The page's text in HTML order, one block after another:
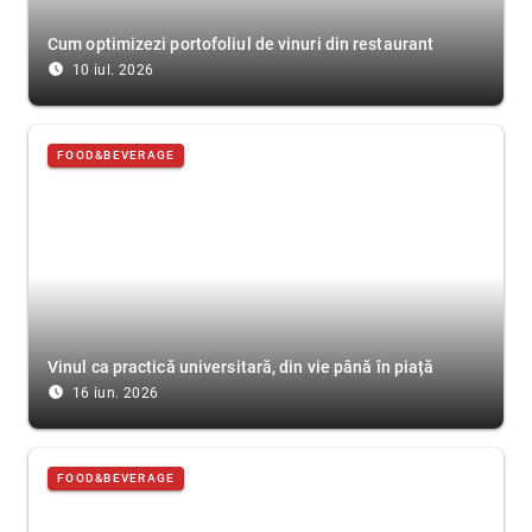
Cum optimizezi portofoliul de vinuri din restaurant
access_time_filled 10 iul. 2026
FOOD&BEVERAGE
Vinul ca practică universitară, din vie până în piață
access_time_filled 16 iun. 2026
FOOD&BEVERAGE